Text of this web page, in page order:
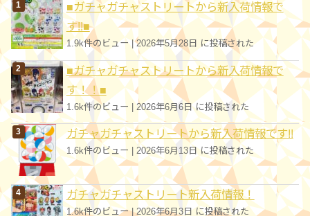
ー
■ガチャガチャストリートから新入荷情報で
す!!■
1.9k件のビュー|2026年5月28日 に投稿された
■ガチャガチャストリートから新入荷情報で
す！！■
1.6k件のビュー |2026年6月6日 に投稿された
ガチャガチャストリートから新入荷情報です!!
1.6k件のビュー 2026年6月13日 に投稿された
ガチャガチャストリート新入荷情報！
1.6k件のビュー|2026年6月3日 に投稿された